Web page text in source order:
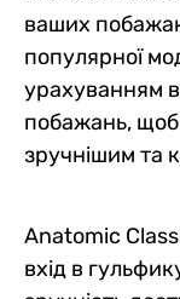
ваших
популярної
урахуванням
побажань,
зручнішим та
Anatomic
вхід в